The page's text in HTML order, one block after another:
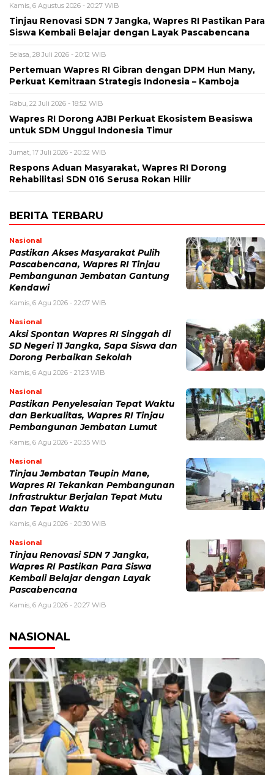
Kamis, 6 Agustus 2026 - 20:27 WIB
Tinjau Renovasi SDN 7 Jangka, Wapres RI Pastikan Para
Siswa Kembali Belajar dengan Layak Pascabencana
Selasa, 28 Juli 2026 - 20:12 WIB
Pertemuan Wapres RI Gibran dengan DPM Hun Many,
Perkuat Kemitraan Strategis Indonesia – Kamboja
Rabu, 22 Juli 2026 - 18:52 WIB
Wapres RI Dorong AJBI Perkuat Ekosistem Beasiswa
untuk SDM Unggul Indonesia Timur
Jumat, 17 Juli 2026 - 20:32 WIB
Respons Aduan Masyarakat, Wapres RI Dorong
Rehabilitasi SDN 016 Serusa Rokan Hilir
BERITA TERBARU
Nasional
Pastikan Akses Masyarakat Pulih
Pascabencana, Wapres RI Tinjau
Pembangunan Jembatan Gantung
Kendawi
Kamis, 6 Agu 2026 - 22:07 WIB
Nasional
Aksi Spontan Wapres RI Singgah di
SD Negeri 11 Jangka, Sapa Siswa dan
Dorong Perbaikan Sekolah
Kamis, 6 Agu 2026 - 21:23 WIB
Nasional
Pastikan Penyelesaian Tepat Waktu
dan Berkualitas, Wapres RI Tinjau
Pembangunan Jembatan Lumut
Kamis, 6 Agu 2026 - 20:35 WIB
Nasional
Tinjau Jembatan Teupin Mane,
Wapres RI Tekankan Pembangunan
Infrastruktur Berjalan Tepat Mutu
dan Tepat Waktu
Kamis, 6 Agu 2026 - 20:30 WIB
Nasional
Tinjau Renovasi SDN 7 Jangka,
Wapres RI Pastikan Para Siswa
Kembali Belajar dengan Layak
Pascabencana
Kamis, 6 Agu 2026 - 20:27 WIB
NASIONAL